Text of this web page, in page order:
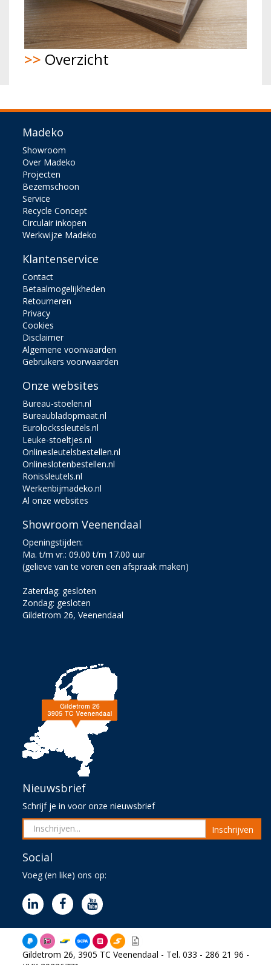
>> Overzicht
Madeko
Showroom
Over Madeko
Projecten
Bezemschoon
Service
Recycle Concept
Circulair inkopen
Werkwijze Madeko
Klantenservice
Contact
Betaalmogelijkheden
Retourneren
Privacy
Cookies
Disclaimer
Algemene voorwaarden
Gebruikers voorwaarden
Onze websites
Bureau-stoelen.nl
Bureaubladopmaat.nl
Eurolockssleutels.nl
Leuke-stoeltjes.nl
Onlinesleutelsbestellen.nl
Onlineslotenbestellen.nl
Ronissleutels.nl
Werkenbijmadeko.nl
Al onze websites
Showroom Veenendaal
Openingstijden:
Ma. t/m vr.: 09.00 t/m 17.00 uur
(gelieve van te voren een afspraak maken)
Zaterdag: gesloten
Zondag: gesloten
Gildetrom 26, Veenendaal
Nieuwsbrief
Schrijf je in voor onze nieuwsbrief
Inschrijven
Social
Voeg (en like) ons op:
Gildetrom 26, 3905 TC Veenendaal - Tel. 033 - 286 21 96 -